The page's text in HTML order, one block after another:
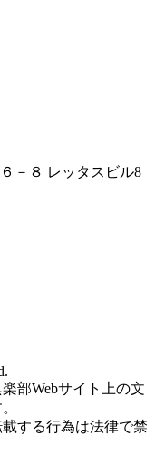
－８ レッタスビル8
部Webサイト上の文
する行為は法律で禁